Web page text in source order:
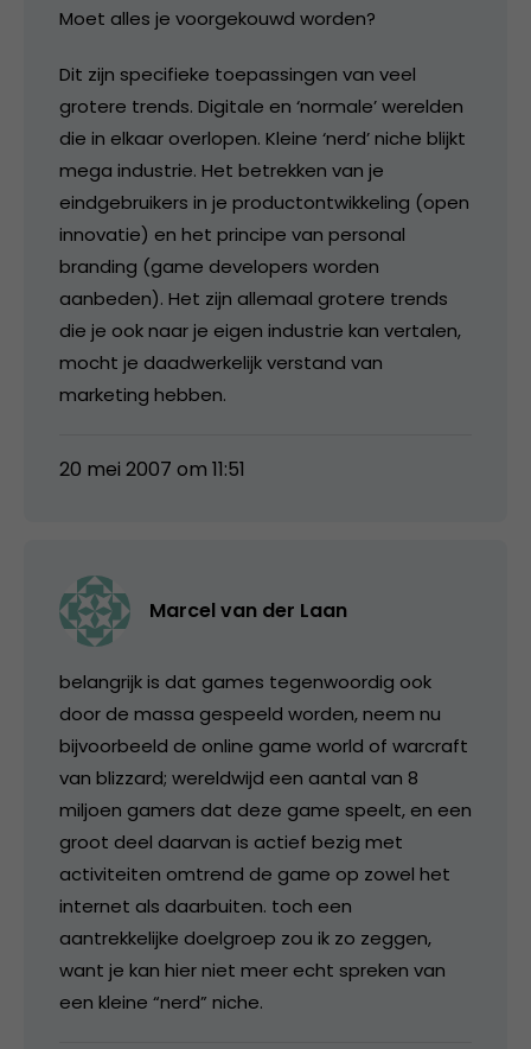
Moet alles je voorgekouwd worden?
Dit zijn specifieke toepassingen van veel
grotere trends. Digitale en ‘normale’ werelden
die in elkaar overlopen. Kleine ‘nerd’ niche blijkt
mega industrie. Het betrekken van je
eindgebruikers in je productontwikkeling (open
innovatie) en het principe van personal
branding (game developers worden
aanbeden). Het zijn allemaal grotere trends
die je ook naar je eigen industrie kan vertalen,
mocht je daadwerkelijk verstand van
marketing hebben.
20 mei 2007 om 11:51
Marcel van der Laan
belangrijk is dat games tegenwoordig ook
door de massa gespeeld worden, neem nu
bijvoorbeeld de online game world of warcraft
van blizzard; wereldwijd een aantal van 8
miljoen gamers dat deze game speelt, en een
groot deel daarvan is actief bezig met
activiteiten omtrend de game op zowel het
internet als daarbuiten. toch een
aantrekkelijke doelgroep zou ik zo zeggen,
want je kan hier niet meer echt spreken van
een kleine “nerd” niche.